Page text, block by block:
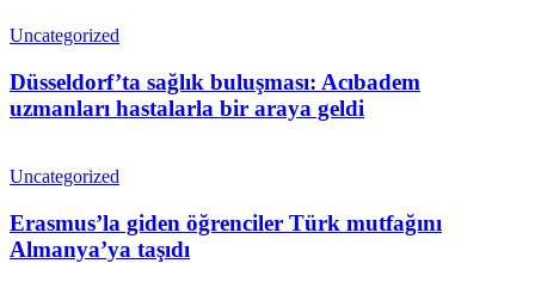
Uncategorized
Düsseldorf’ta sağlık buluşması: Acıbadem
uzmanları hastalarla bir araya geldi
Uncategorized
Erasmus’la giden öğrenciler Türk mutfağını
Almanya’ya taşıdı